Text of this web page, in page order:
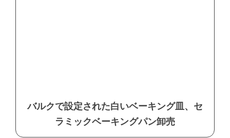
バルクで設定された白いベーキング皿、セ
ラミックベーキングパン卸売